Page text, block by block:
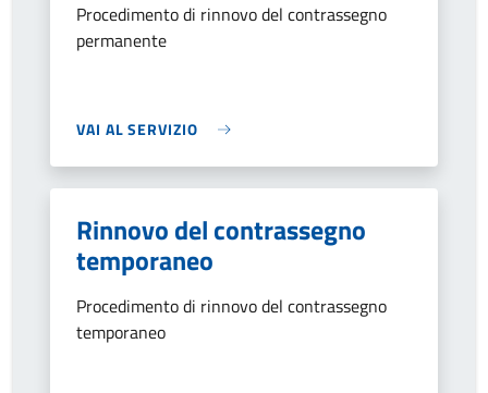
Procedimento di rinnovo del contrassegno
permanente
VAI AL SERVIZIO
Rinnovo del contrassegno
temporaneo
Procedimento di rinnovo del contrassegno
temporaneo